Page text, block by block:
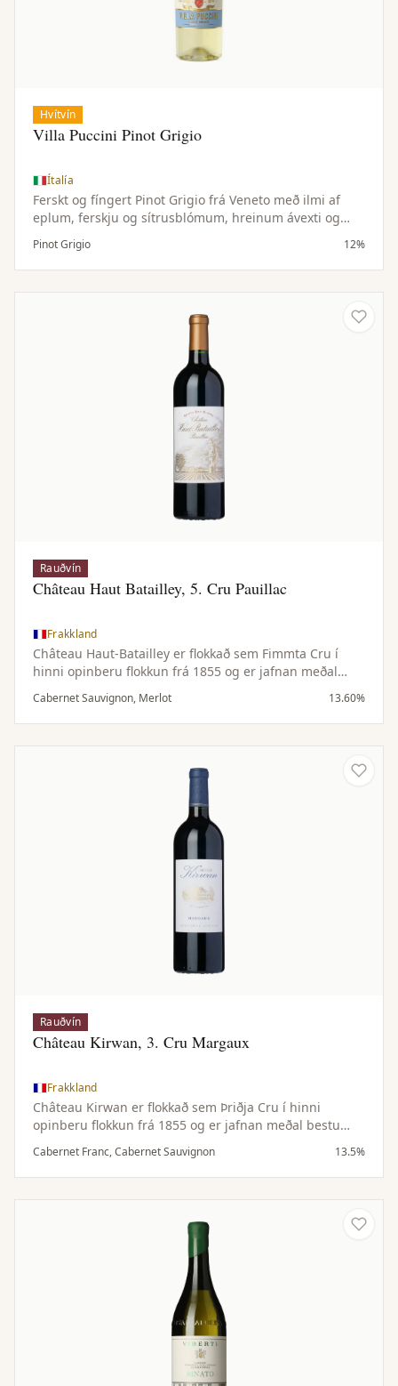
Hvítvín
Villa Puccini Pinot Grigio
Ítalía
Ferskt og fíngert Pinot Grigio frá Veneto með ilmi af
eplum, ferskju og sítrusblómum, hreinum ávexti og
léttum steinefnakeim.
Pinot Grigio 12%
Rauðvín
Château Haut Batailley, 5. Cru Pauillac
Frakkland
Château Haut-Batailley er flokkað sem Fimmta Cru í
hinni opinberu flokkun frá 1855 og er jafnan meðal
bestu vína Médoc á vinstri bakka Bordeaux. Árleg
framleiðsla aðalvínsins er að meðaltali um 10.000
kassar.
Cabernet Sauvignon, Merlot 13.60%
Rauðvín
Château Kirwan, 3. Cru Margaux
Frakkland
Château Kirwan er flokkað sem Þriðja Cru í hinni
opinberu flokkun frá 1855 og er jafnan meðal bestu
vína Margaux. Búgarðurinn framleiðir að meðaltali um
12.000 kassa á ári af aðalvíni sínu.
Cabernet Franc, Cabernet Sauvignon 13.5%